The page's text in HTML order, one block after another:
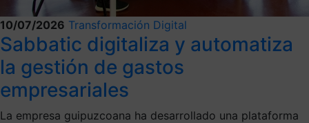
10/07/2026 Transformación Digital
Sabbatic digitaliza y automatiza
la gestión de gastos
empresariales
La empresa guipuzcoana ha desarrollado una plataforma